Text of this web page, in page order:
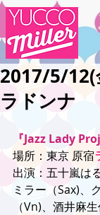
2017/5/
ラドンナ
『Jazz Lady
場所：東京 原宿
出演：五十嵐は
ミラー（Sax)、
（Vn)、酒井麻